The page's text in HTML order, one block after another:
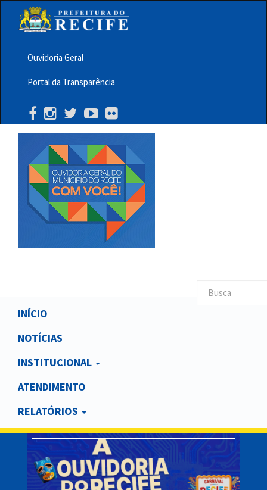
principalMenu
Barra
Topo
PCR
Ouvidoria Geral
Portal da Transparência
Main
navigation
INÍCIO
NOTÍCIAS
INSTITUCIONAL
ATENDIMENTO
RELATÓRIOS